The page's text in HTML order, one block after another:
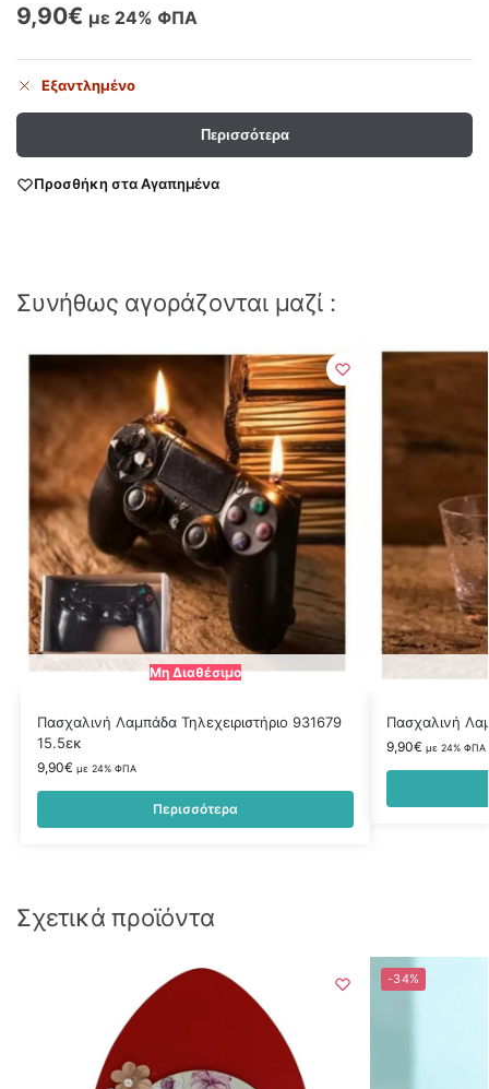
9,90€ με 24% ΦΠΑ
Εξαντλημένο
Περισσότερα
Προσθήκη στα Αγαπημένα
Συνήθως αγοράζονται μαζί :
Μη Διαθέσιμο
Πασχαλινή Λαμπάδα Τηλεχειριστήριο 931679
15.5εκ
9,90€ με 24% ΦΠΑ
Περισσότερα
Πασχαλινή
9,90€ με 24% ΦΠΑ
Σχετικά προϊόντα
-34%